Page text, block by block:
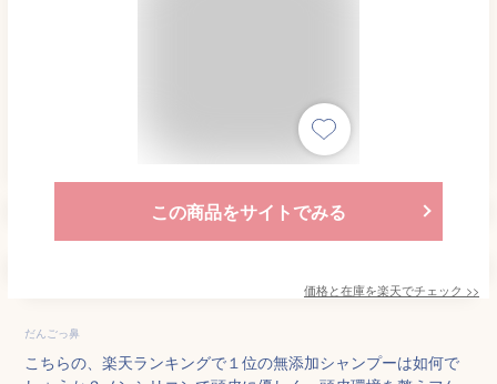
この商品をサイトでみる
価格と在庫を楽天でチェック >>
だんごっ鼻
こちらの、楽天ランキングで１位の無添加シャンプーは如何で